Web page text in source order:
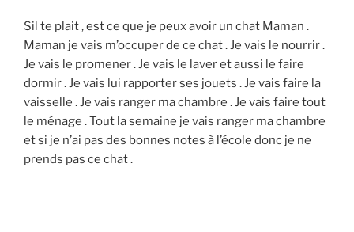
Sil te plait , est ce que je peux avoir un chat Maman .
Maman je vais m’occuper de ce chat . Je vais le nourrir .
Je vais le promener . Je vais le laver et aussi le faire
dormir . Je vais lui rapporter ses jouets . Je vais faire la
vaisselle . Je vais ranger ma chambre . Je vais faire tout
le ménage . Tout la semaine je vais ranger ma chambre
et si je n’ai pas des bonnes notes à l’école donc je ne
prends pas ce chat .